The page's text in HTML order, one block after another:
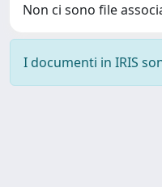
Non ci sono file
I documenti in IRIS